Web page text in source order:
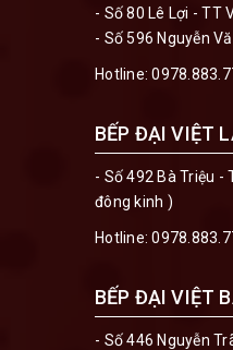
- Số 80 Lê Lợi - TT
- Số 596 Nguyễn
Hotline:
BẾP ĐẠI VIỆT
- Số 492 Bà Triệu -
đông kinh )
Hotline:
BẾP ĐẠI VIỆT
- Số 446 Nguyễn